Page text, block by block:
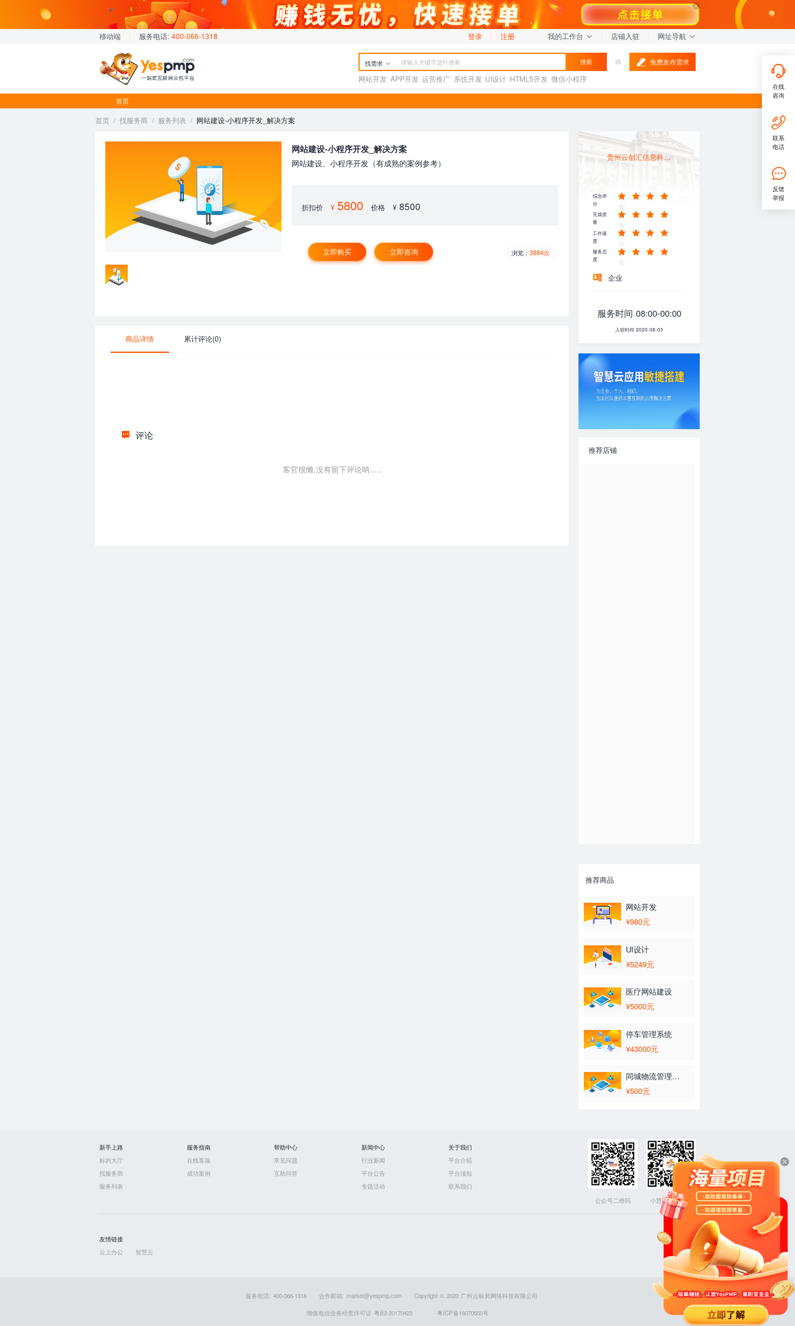
移动端 服务电话: 400-066-1318 登录 注册 我的工作台 店铺入驻 网址导航
找需求 搜索
网站开发 APP开发 运营推广 系统开发 UI设计 HTML5开发 微信小程序
或 免费发布需求
首页
首页 / 找服务商 / 服务列表 / 网站建设-小程序开发_解决方案
网站建设-小程序开发_解决方案
网站建设、小程序开发（有成熟的案例参考）
折扣价 ¥5800 价格 ¥ 8500
立即购买 立即咨询 浏览：3884次
商品详情 累计评论(0)
评论
客官很懒,没有留下评论呐.....
贵州云创汇信息科技有限公司
综合评
分
完成质
量
工作速
度
服务态
度
企业
服务时间 08:00-00:00
入驻时间 2020-08-03
推荐店铺
推荐商品
网站开发
¥980元
UI设计
¥5249元
医疗网站建设
¥5000元
停车管理系统
¥43000元
同城物流管理系统
¥500元
新手上路
标的大厅
找服务商
服务列表
服务指南
在线客服
成功案例
帮助中心
常见问题
互助问答
新闻中心
行业新闻
平台公告
专题活动
关于我们
平台介绍
平台须知
联系我们
公众号二维码
小慧下载二维码
友情链接
云上办公
智慧云
服务电话: 400-066-1318 合作邮箱: market@yespmp.com Copyright © 2020 广州云标局网络科技有限公司
增值电信业务经营许可证 粤B2-20170423 粤ICP备16070550号
在线
咨询
联系
电话
反馈
举报